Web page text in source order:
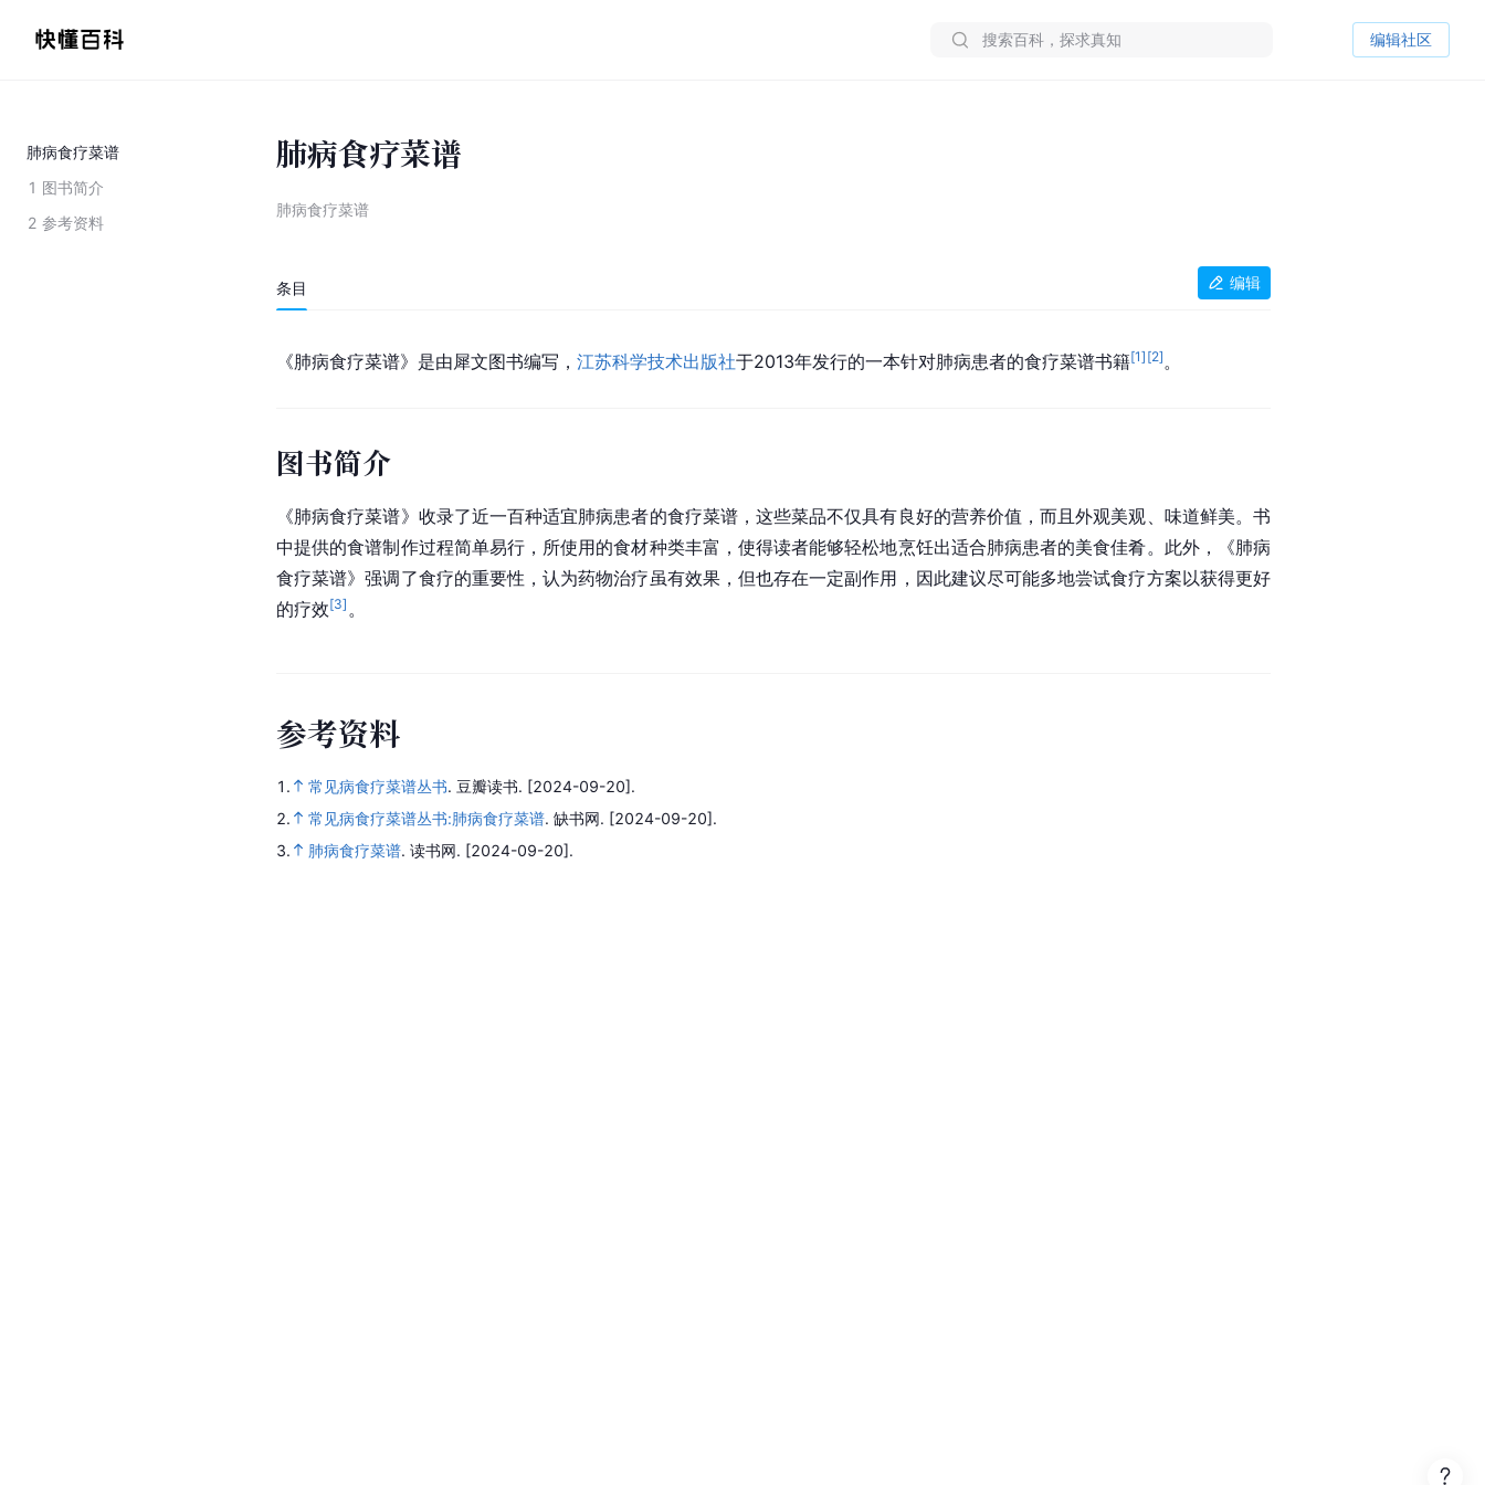
编辑社区
肺病食疗菜谱
1 图书简介
2 参考资料
肺病食疗菜谱
肺病食疗菜谱
条目 编辑
《肺病食疗菜谱》是由犀文图书编写， 江苏科学技术出版社于2013年发行的一本针对肺病患者的食疗菜谱书籍[1] [2] 。
图书简介
《肺病食疗菜谱》收录了近一百种适宜肺病患者的食疗菜谱，这些菜品不仅具有良好的营养价值，而且外观美观、味道鲜美。书
中提供的食谱制作过程简单易行，所使用的食材种类丰富，使得读者能够轻松地烹饪出适合肺病患者的美食佳肴。此外，《肺病
食疗菜谱》强调了食疗的重要性，认为药物治疗虽有效果，但也存在一定副作用，因此建议尽可能多地尝试食疗方案以获得更好
的疗效[3] 。
参考资料
1. 常见病食疗菜谱丛书. 豆瓣读书. [2024-09-20].
2.
常见病食疗菜谱丛书:肺病食疗菜谱. 缺书网. [2024-09-20].
3.
肺病食疗菜谱. 读书网. [2024-09-20].